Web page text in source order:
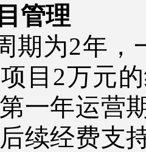
管理
期为2年，
目 2万元
一年运营
续经费支